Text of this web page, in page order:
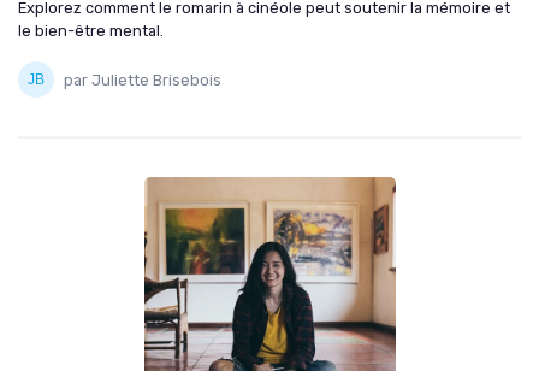
Explorez comment le romarin à cinéole peut soutenir la mémoire et
le bien-être mental.
par Juliette Brisebois